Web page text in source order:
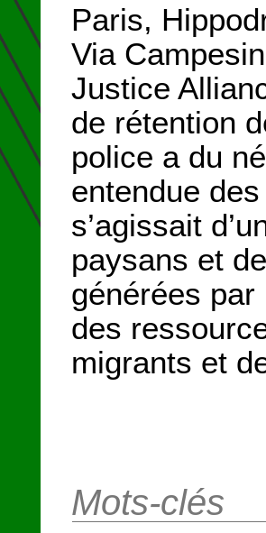
Paris,
Via
Justice
de rétention
police a du
entendue
s’agissait
paysans et
générées
des
migrants et
Mots-clés